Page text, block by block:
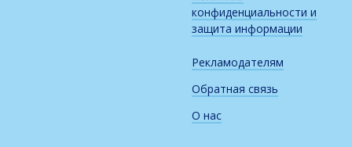
конфиденциальности и
защита информации
Рекламодателям
Обратная связь
О нас